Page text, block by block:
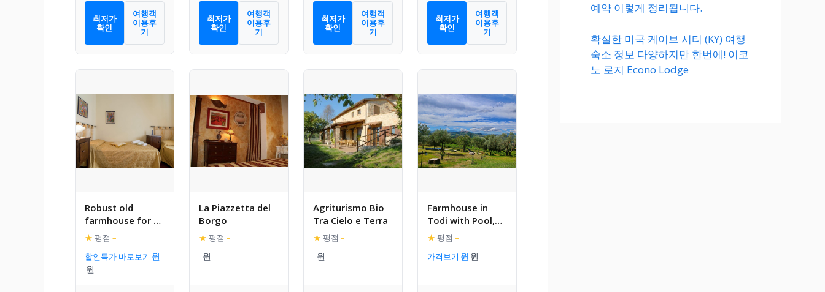
최저가
확인
여행객
이용후
기
최저가
확인
여행객
이용후
기
최저가
확인
여행객
이용후
기
최저가
확인
여행객
이용후
기
Robust old
farmhouse for 4
persons amidst
★ 평점 –
할인특가 바로보기
La Piazzetta del
Borgo
★ 평점 –
Agriturismo Bio
Tra Cielo e Terra
★ 평점 –
Farmhouse in
Todi with Pool,
Terrace, Garden,
★ 평점 –
가격보기
예약 이렇게 정리됩니다.
확실한 미국 케이브 시티 (KY) 여행
숙소 정보 다양하지만 한번에! 이코
노 로지 Econo Lodge